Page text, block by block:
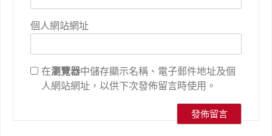
個人網站網址
在瀏覽器中儲存顯示名稱、電子郵件地址及個
人網站網址，以供下次發佈留言時使用。